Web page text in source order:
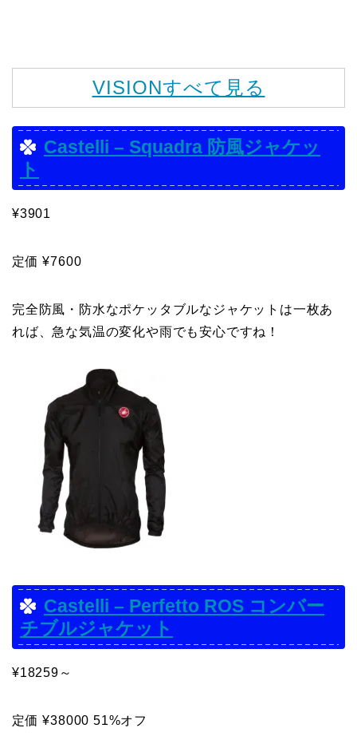
VISIONすべて見る
Castelli – Squadra 防風ジャケッ
ト
¥3901
定価 ¥7600
完全防風・防水なポケッタブルなジャケットは一枚あ
れば、急な気温の変化や雨でも安心ですね！
Castelli – Perfetto ROS コンバー
チブルジャケット
¥18259～
定価 ¥38000 51%オフ